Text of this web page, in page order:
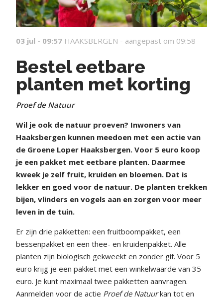
03 jul - 09:57 HAAKSBERGEN - aangepast om 09:58
Bestel eetbare
planten met korting
Proef de Natuur
Wil je ook de natuur proeven? Inwoners van
Haaksbergen kunnen meedoen met een actie van
de Groene Loper Haaksbergen. Voor 5 euro koop
je een pakket met eetbare planten. Daarmee
kweek je zelf fruit, kruiden en bloemen. Dat is
lekker en goed voor de natuur. De planten trekken
bijen, vlinders en vogels aan en zorgen voor meer
leven in de tuin.
Er zijn drie pakketten: een fruitboompakket, een
bessenpakket en een thee- en kruidenpakket. Alle
planten zijn biologisch gekweekt en zonder gif. Voor 5
euro krijg je een pakket met een winkelwaarde van 35
euro. Je kunt maximaal twee pakketten aanvragen.
Aanmelden voor de actie Proef de Natuurkan tot en